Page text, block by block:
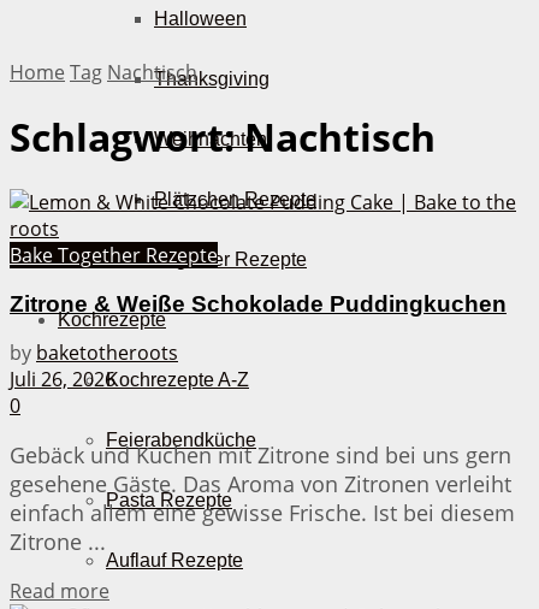
Halloween
Thanksgiving
Weihnachten
Plätzchen Rezepte
Bake Together Rezepte
Kochrezepte
Kochrezepte A-Z
Feierabendküche
Pasta Rezepte
Auflauf Rezepte
Home Tag Nachtisch
Schlagwort:Nachtisch
Bake Together Rezepte
Zitrone & Weiße Schokolade Puddingkuchen
by baketotheroots
Juli 26, 2026
0
Gebäck und Kuchen mit Zitrone sind bei uns gern
gesehene Gäste. Das Aroma von Zitronen verleiht
einfach allem eine gewisse Frische. Ist bei diesem
Zitrone ...
Read more